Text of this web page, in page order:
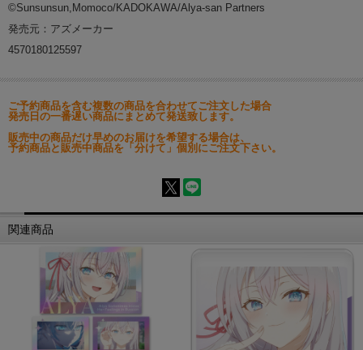
©Sunsunsun,Momoco/KADOKAWA/Alya-san Partners
発売元：アズメーカー
4570180125597
ご予約商品を含む複数の商品を合わせてご注文した場合
発売日の一番遅い商品にまとめて発送致します。
販売中の商品だけ早めのお届けを希望する場合は、
予約商品と販売中商品を「分けて」個別にご注文下さい。
関連商品